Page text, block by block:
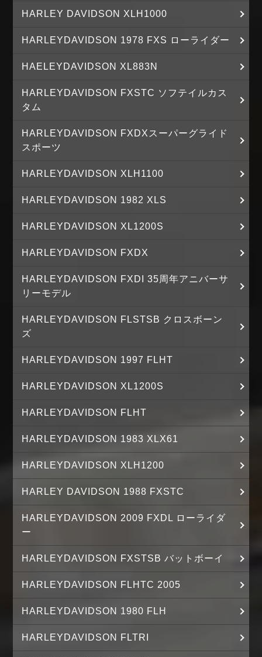
HARLEY DAVIDSON XLH1000
HARLEYDAVIDSON 1978 FXS ローライダー
HAELEYDAVIDSON XL883N
HARLEYDAVIDSON FXSTC ソフテイルカス
タム
HARLEYDAVIDSON FXDXスーパーグライド
スポーツ
HARLEYDAVIDSON XLH1100
HARLEYDAVIDSON 1982 XLS
HARLEYDAVIDSON XL1200S
HARLEYDAVIDSON FXDX
HARLEYDAVIDSON FXDI 35周年アニバーサ
リーモデル
HARLEYDAVIDSON FLSTSB クロスボーン
ズ
HARLEYDAVIDSON 1997 FLHT
HARLEYDAVIDSON XL1200S
HARLEYDAVIDSON FLHT
HARLEYDAVIDSON 1983 XLX61
HARLEYDAVIDSON XLH1200
HARLEY DAVIDSON 1988 FXSTC
HARLEYDAVIDSON 2009 FXDL ローライダ
ー
HARLEYDAVIDSON FXSTSB バットボーイ
HARLEYDAVIDSON FLHTC 2005
HARLEYDAVIDSON 1980 FLH
HARLEYDAVIDSON FLTRI